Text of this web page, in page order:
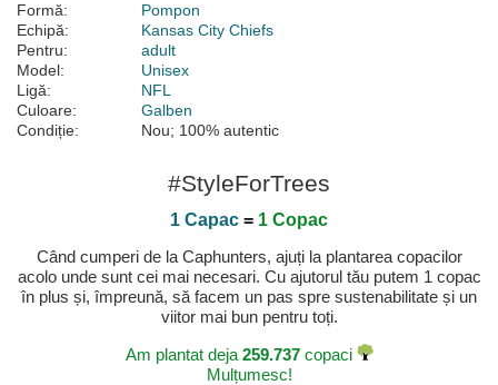
Formă:
Pompon
Echipă:
Kansas City Chiefs
Pentru:
adult
Model:
Unisex
Ligă:
NFL
Culoare:
Galben
Condiție:
Nou; 100% autentic
#StyleForTrees
1 Capac = 1 Copac
Când cumperi de la Caphunters, ajuți la plantarea copacilor
acolo unde sunt cei mai necesari. Cu ajutorul tău putem 1 copac
în plus și, împreună, să facem un pas spre sustenabilitate și un
viitor mai bun pentru toți.
Am plantat deja 259.737copaci
Mulțumesc!